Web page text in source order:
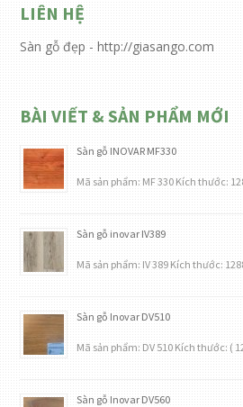
LIÊN HỆ
Sàn gỗ đẹp - http://giasango.com
BÀI VIẾT & SẢN PHẨM MỚI
Sàn gỗ INOVAR MF330
Mã sản phẩm: MF 330 Kích thước:
Sàn gỗ inovar IV389
Mã sản phẩm: IV 389 Kích thước:
Sàn gỗ Inovar DV510
Mã sản phẩm: DV 510 Kích thước: (
Sàn gỗ Inovar DV560